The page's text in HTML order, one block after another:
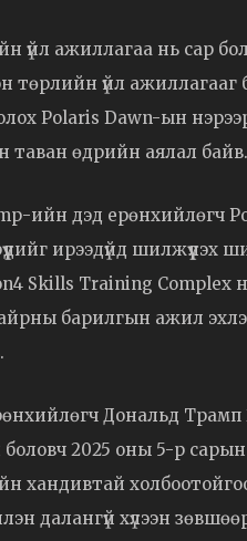
үйл ажиллагаа нь сар
төрлийн үйл
Polaris Dawn-ын
таван өдрийн аялал байв.
ийн дэд ерөнхийлөгч
ирээдүйд
Skills Training Complex
барилгын ажил
Дональд
боловч 2025 оны 5-р
хандивтай
далангүй хүлээн